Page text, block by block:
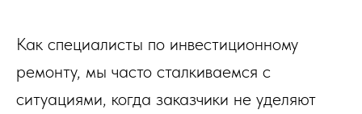
Как специалисты по инвестиционному
ремонту, мы часто сталкиваемся с
ситуациями, когда заказчики не уделяют